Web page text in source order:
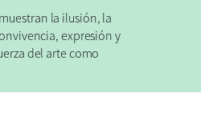
la ilusión, la
expresión y
del arte como